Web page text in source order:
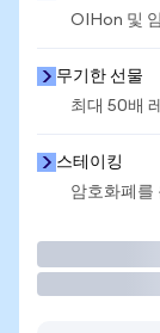
OIHon 및
무기한 선물
최대 50배
스테이킹
암호화폐를